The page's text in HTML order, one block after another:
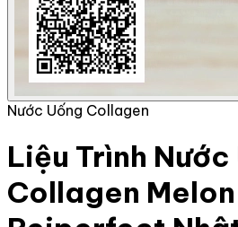
Nước Uống Collagen
Liệu Trình Nước
Collagen Melon